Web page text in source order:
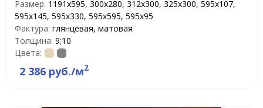
Размер: 1191x595, 300x280, 312x300, 325x300, 595x107,
595x145, 595x330, 595x595, 595x95
Фактура: глянцевая, матовая
Толщина: 9;10
Цвета:
2 386 руб./м2